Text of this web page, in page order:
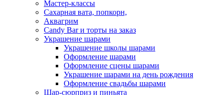
Мастер-классы
Сахарная вата, попкорн,
Аквагрим
Candy Bar и торты на заказ
Украшение шарами
Украшение школы шарами
Оформление шарами
Оформление сцены шарами
Украшение шарами на день рождения
Оформление свадьбы шарами
Шар-сюрприз и пиньята